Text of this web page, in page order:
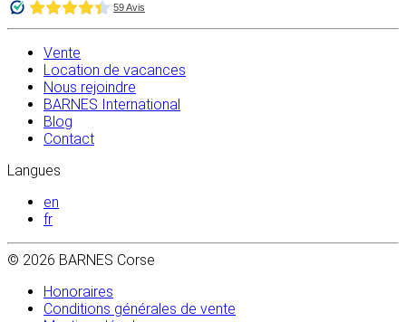
Vente
Location de vacances
Nous rejoindre
BARNES International
Blog
Contact
Langues
en
fr
© 2026 BARNES Corse
Honoraires
Conditions générales de vente